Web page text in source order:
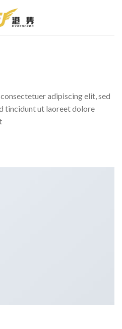
adipiscing elit, sed
tincidunt ut laoreet dolore